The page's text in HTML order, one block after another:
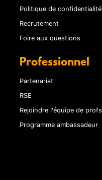
Politique de confidentialité
Recrutement
Foire aux questions
Professionnel
Partenariat
RSE
Rejoindre l'équipe de profs
Programme ambassadeur